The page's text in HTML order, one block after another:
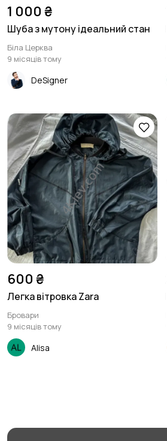
1 000 ₴
Шуба з мутону ідеальний стан
Біла Церква
9 місяців тому
DeSigner
600 ₴
Легка вітровка Zara
Бровари
9 місяців тому
Alisa